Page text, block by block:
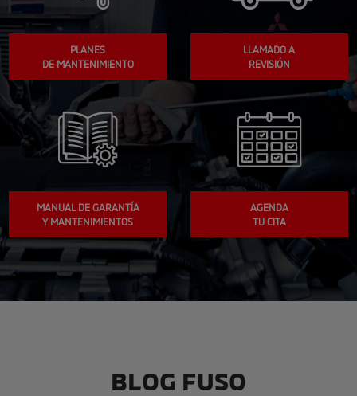
PLANES
DE MANTENIMIENTO
LLAMADO A
REVISIÓN
MANUAL DE GARANTÍA
Y MANTENIMIENTOS
AGENDA
TU CITA
BLOG FUSO